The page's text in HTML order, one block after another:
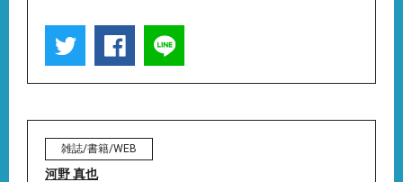
雑誌/書籍/WEB
河野 真也